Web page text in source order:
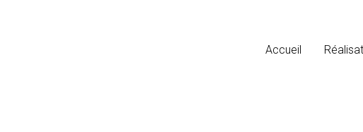
Accueil